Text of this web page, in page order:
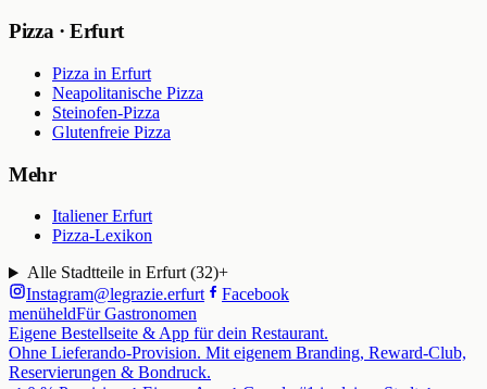
Pizza · Erfurt
Pizza in Erfurt
Neapolitanische Pizza
Steinofen-Pizza
Glutenfreie Pizza
Mehr
Italiener Erfurt
Pizza-Lexikon
Alle Stadtteile in Erfurt (32)+
Instagram@legrazie.erfurt
Facebook
menüheldFür Gastronomen
Eigene Bestellseite & App für dein Restaurant.
Ohne Lieferando-Provision. Mit eigenem Branding, Reward-Club,
Reservierungen & Bondruck.